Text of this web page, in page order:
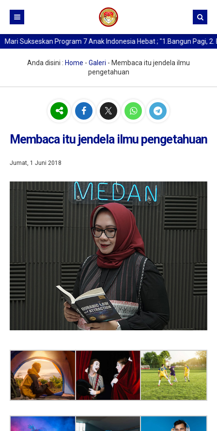
Beranda
Kurikulum
Kata Sambutan Kepala Sekolah
Profil Sekolah
Berita
Sukseskan Program 7 Anak Indonesia Hebat ; "1.Bangun Pagi, 2.
Anda disini : Home - Galeri - Membaca itu jendela ilmu
pengetahuan
Membaca itu jendela ilmu pengetahuan
Jumat, 1 Juni 2018